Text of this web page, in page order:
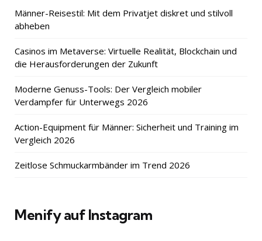
Männer-Reisestil: Mit dem Privatjet diskret und stilvoll
abheben
Casinos im Metaverse: Virtuelle Realität, Blockchain und
die Herausforderungen der Zukunft
Moderne Genuss-Tools: Der Vergleich mobiler
Verdampfer für Unterwegs 2026
Action-Equipment für Männer: Sicherheit und Training im
Vergleich 2026
Zeitlose Schmuckarmbänder im Trend 2026
Menify auf Instagram